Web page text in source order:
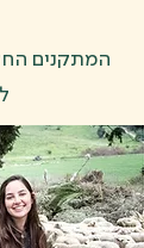
המתקנים